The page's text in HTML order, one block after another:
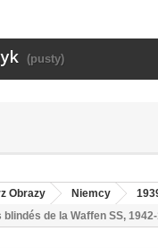
(pusty)
Obrazy Niemcy
de la Waffen SS,